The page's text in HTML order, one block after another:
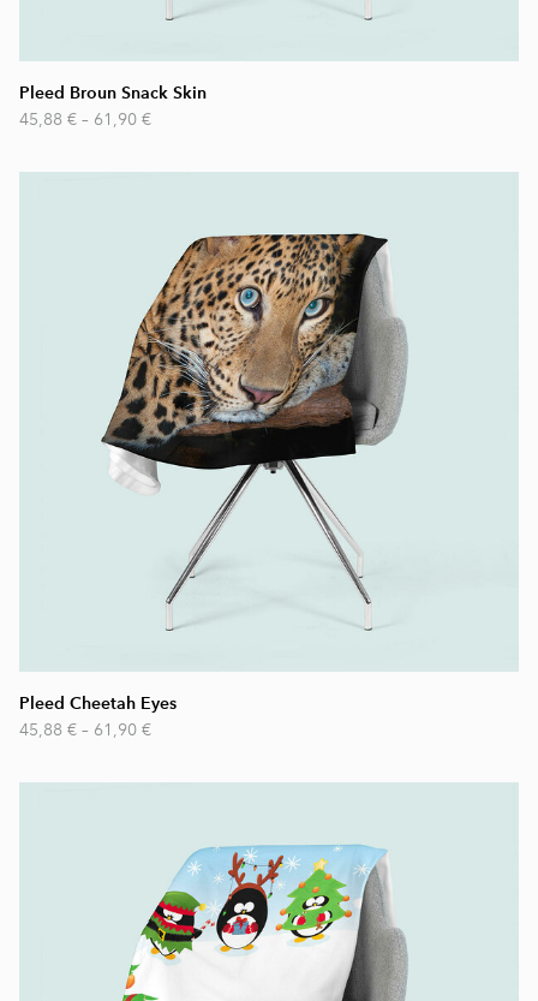
Pleed Broun Snack Skin
45,88 € – 61,90 €
Pleed Cheetah Eyes
45,88 € – 61,90 €